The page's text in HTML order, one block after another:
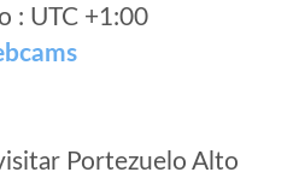
: UTC +1:00
Portezuelo Alto